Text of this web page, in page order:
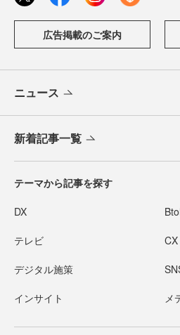
広告掲載のご案内
ニュース
新着記事一覧
テーマから記事を探す
DX
テレビ CX
デジタル施策
インサイト メ